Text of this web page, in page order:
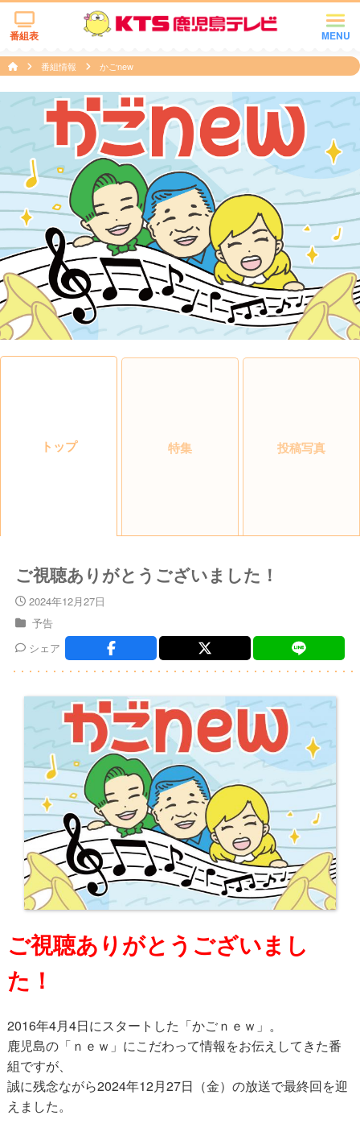
MENU
番組表
番組情報 かごnew
トップ 特集 投稿写真
ご視聴ありがとうございました！
2024年12月27日
予告
シェア
ご視聴ありがとうございまし
た！
2016年4月4日にスタートした「かごｎｅｗ」。
鹿児島の「ｎｅｗ」にこだわって情報をお伝えしてきた番
組ですが、
誠に残念ながら2024年12月27日（金）の放送で最終回を迎
えました。